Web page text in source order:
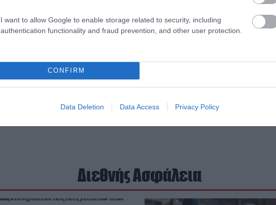
I want to allow Google to enable storage related to security, including
authentication functionality and fraud prevention, and other user protection.
CONFIRM
Data Deletion Data Access Privacy Policy
Διεθνής Ασφάλεια